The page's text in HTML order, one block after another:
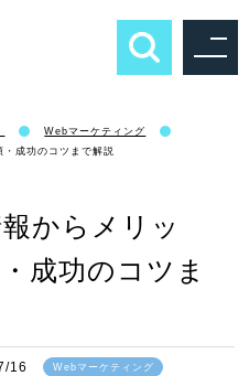
Webマーケティング
成功のコツまで解説
からメリッ
成功のコツま
16 Webマーケティング